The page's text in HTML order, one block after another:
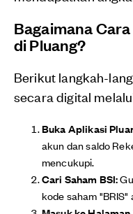
Bagaimana
diPluang?
Berikut langkah-
secara digital
Buka Aplikasi
akun dan saldo
mencukupi.
Cari Saham BSI:
kode saham